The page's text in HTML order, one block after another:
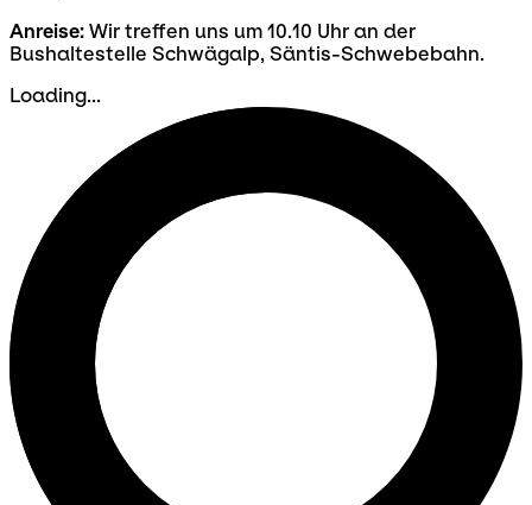
Anreise: Wir treffen uns um 10.10 Uhr an der
Bushaltestelle Schwägalp, Säntis-Schwebebahn.
Loading...